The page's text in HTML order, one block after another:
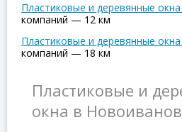
Пластиковые и деревянные
компаний — 12 км
Пластиковые и деревянные
компаний — 18 км
Пластиковые и
окна в